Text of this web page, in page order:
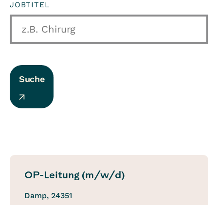
JOBTITEL
Suche
OP-Leitung (m/w/d)
Damp, 24351